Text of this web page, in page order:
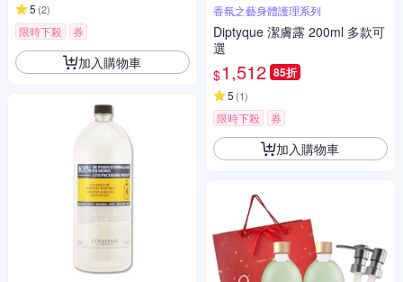
5 (2)
限時下殺 券
加入購物車
香氛之藝身體護理系列
Diptyque 潔膚露 200ml 多款可
選
$1,512 85折
5 (1)
限時下殺 券
加入購物車